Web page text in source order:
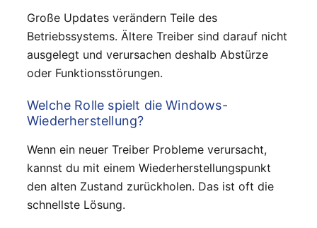
Große Updates verändern Teile des
Betriebssystems. Ältere Treiber sind darauf nicht
ausgelegt und verursachen deshalb Abstürze
oder Funktionsstörungen.
Welche Rolle spielt die Windows-
Wiederherstellung?
Wenn ein neuer Treiber Probleme verursacht,
kannst du mit einem Wiederherstellungspunkt
den alten Zustand zurückholen. Das ist oft die
schnellste Lösung.